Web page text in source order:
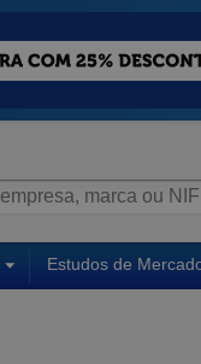
Estudos de